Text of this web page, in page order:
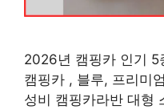
2026년 캠핑카 인기 5
캠핑카 , 블루, 프리미
성비 캠핑카라반 대